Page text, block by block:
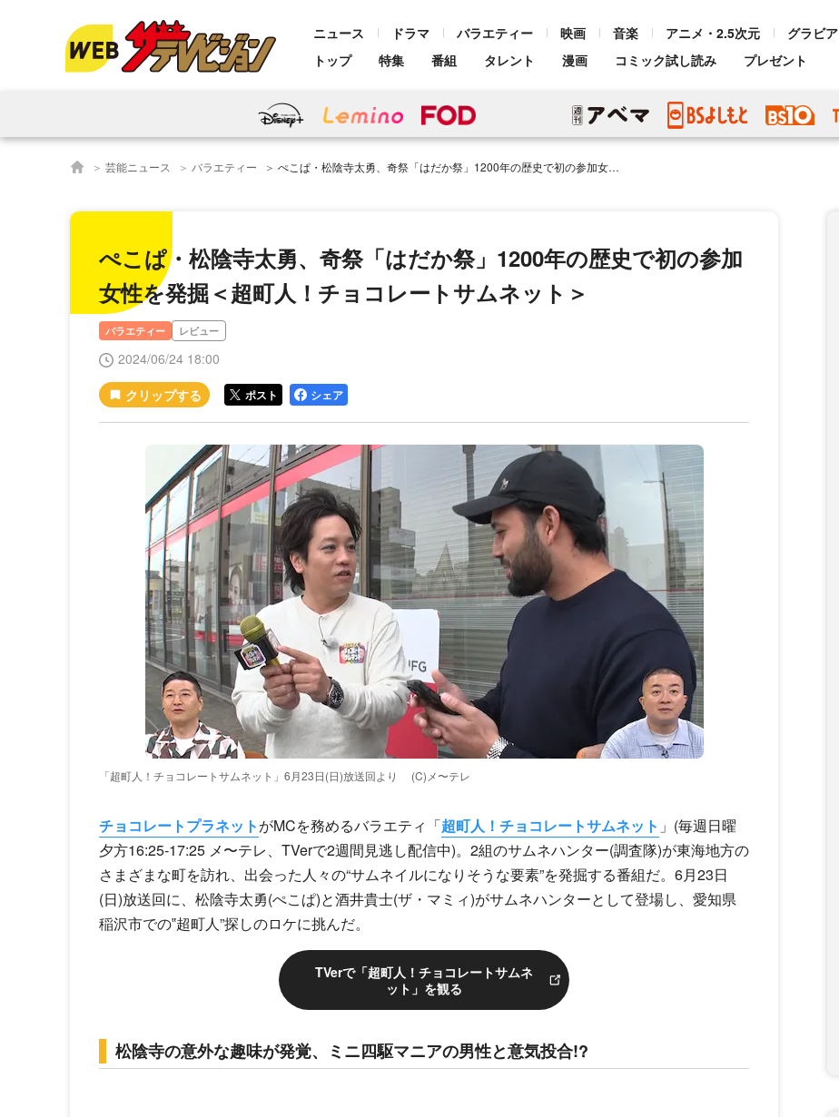
ニュース ドラマ バラエティー 映画 音楽 アニメ・2.5次元 グラビア
トップ
特集 番組 タレント 漫画 コミック試し読み プレゼント
芸能ニュース バラエティー ぺこぱ・松陰寺太勇、奇祭「はだか祭」1200年の歴史で初の参加女性を発掘＜超町人！チョコレートサムネット＞
ぺこぱ・松陰寺太勇、奇祭「はだか祭」1200年の歴史で初の参加
女性を発掘＜超町人！チョコレートサムネット＞
バラエティー レビュー
2024/06/24 18:00
ポスト シェア
「超町人！チョコレートサムネット」6月23日(日)放送回より (C)メ〜テレ
チョコレートプラネットがMCを務めるバラエティ「超町人！チョコレートサムネット 」(毎週日曜
夕方16:25-17:25 メ〜テレ、TVerで2週間見逃し配信中)。2組のサムネハンター(調査隊)が東海地方の
さまざまな町を訪れ、出会った人々の“サムネイルになりそうな要素”を発掘する番組だ。6月23日
(日)放送回に、松陰寺太勇(ぺこぱ)と酒井貴士(ザ・マミィ)がサムネハンターとして登場し、愛知県
稲沢市での‟超町人”探しのロケに挑んだ。
TVerで「超町人！チョコレートサムネ
ット」を観る
松陰寺の意外な趣味が発覚、ミニ四駆マニアの男性と意気投合!?